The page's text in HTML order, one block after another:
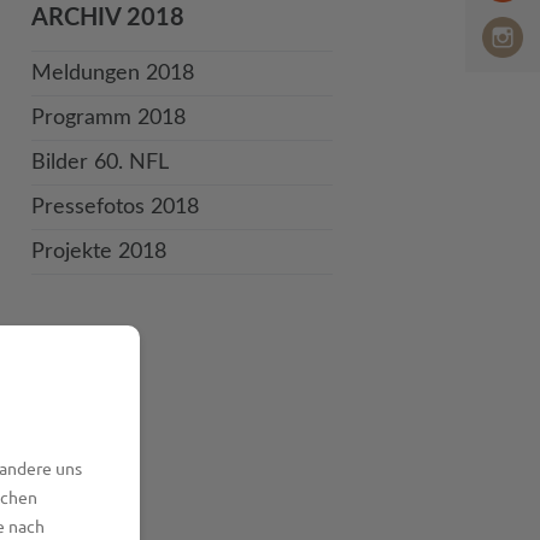
ARCHIV 2018
Meldungen 2018
Programm 2018
Bilder 60. NFL
Pressefotos 2018
Projekte 2018
uns
nach